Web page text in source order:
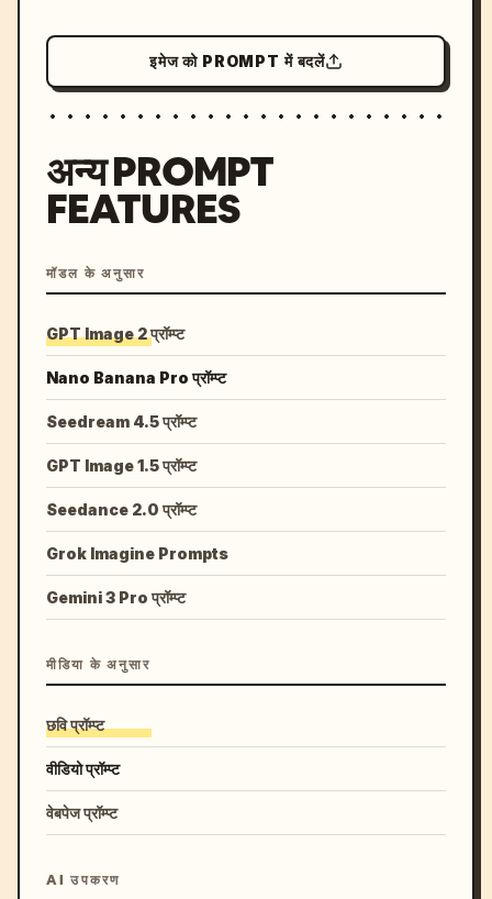
इमेज को PROMPT में बदलें
अन्य PROMPT
FEATURES
मॉडल के अनुसार
GPT Image 2 प्रॉम्प्ट
Nano Banana Pro प्रॉम्प्ट
Seedream 4.5 प्रॉम्प्ट
GPT Image 1.5 प्रॉम्प्ट
Seedance 2.0 प्रॉम्प्ट
Grok Imagine Prompts
Gemini 3 Pro प्रॉम्प्ट
मीडिया के अनुसार
छवि प्रॉम्प्ट
वीडियो प्रॉम्प्ट
वेबपेज प्रॉम्प्ट
AI उपकरण